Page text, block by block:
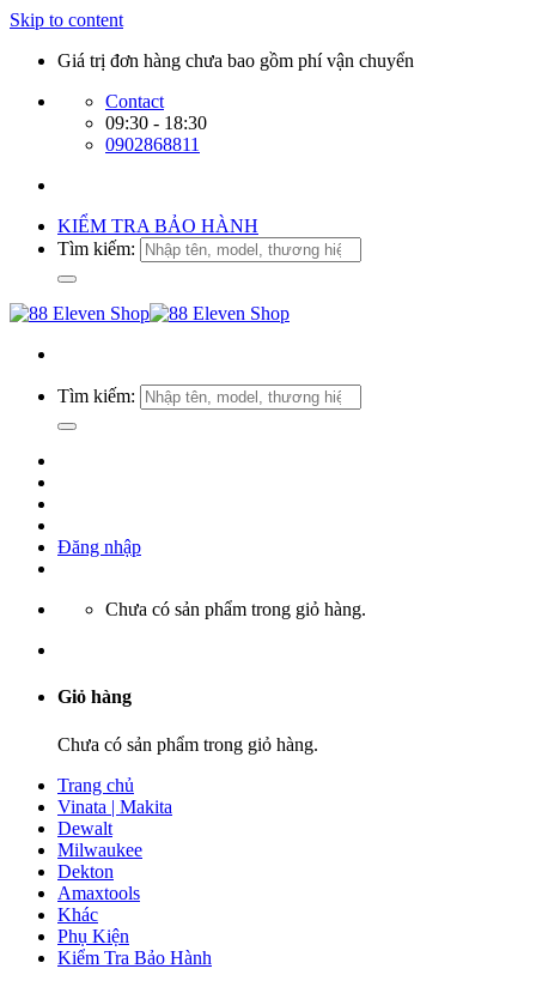
Skip to content
Giá trị đơn hàng chưa bao gồm phí vận chuyển
Contact
09:30 - 18:30
0902868811
KIỂM TRA BẢO HÀNH
Tìm kiếm:
Tìm kiếm:
Đăng nhập
Chưa có sản phẩm trong giỏ hàng.
Giỏ hàng
Chưa có sản phẩm trong giỏ hàng.
Trang chủ
Vinata | Makita
Dewalt
Milwaukee
Dekton
Amaxtools
Khác
Phụ Kiện
Kiểm Tra Bảo Hành